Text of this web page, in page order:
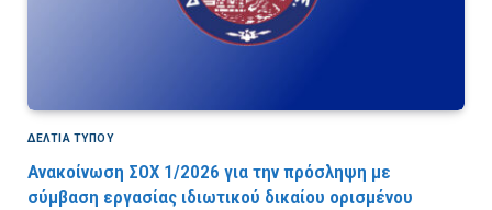
ΔΕΛΤΙΑ ΤΥΠΟΥ
Ανακοίνωση ΣΟΧ 1/2026 για την πρόσληψη με
σύμβαση εργασίας ιδιωτικού δικαίου ορισμένου